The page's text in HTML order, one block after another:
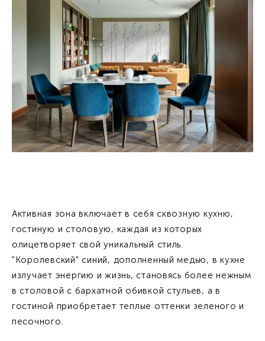
Активная зона включает в себя сквозную кухню,
гостиную и столовую, каждая из которых
олицетворяет свой уникальный стиль.
"Королевский" синий, дополненный медью, в кухне
излучает энергию и жизнь, становясь более нежным
в столовой с бархатной обивкой стульев, а в
гостиной приобретает теплые оттенки зеленого и
песочного.